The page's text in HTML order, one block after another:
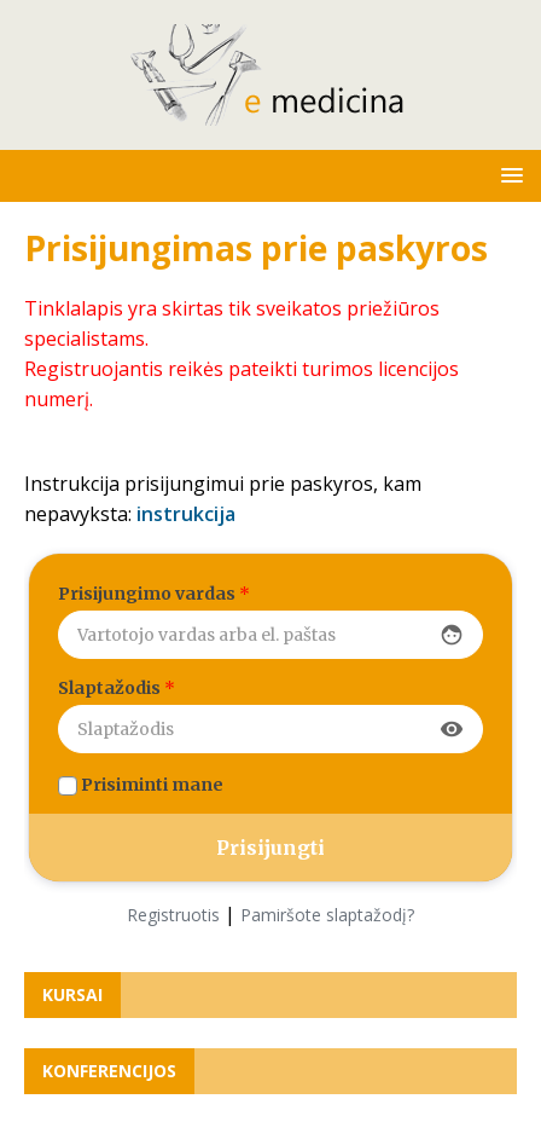
Prisijungimas prie paskyros
Tinklalapis yra skirtas tik sveikatos priežiūros
specialistams.
Registruojantis reikės pateikti turimos licencijos
numerį.
Instrukcija prisijungimui prie paskyros, kam
nepavyksta: instrukcija
Prisijungimo vardas *
face
Slaptažodis *
visibility
Prisiminti mane
Registruotis | Pamiršote slaptažodį?
KURSAI
KONFERENCIJOS